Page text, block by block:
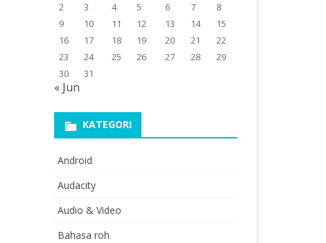
2
3 4 5 6 7
8
9
10 11 12 13 14
15
16
17 18 19 20 21
22
23
24 25 26 27 28
29
30
31
« Jun
KATEGORI
Android
Audacity
Audio & Video
Bahasa roh